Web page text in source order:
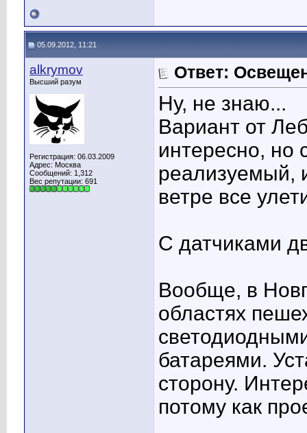
05.09.2012, 11:21
alkrymov
Высший разум
Регистрация: 06.03.2009
Адрес: Москва
Сообщений: 1,312
Вес репутации: 691
Ответ:
Ну, не знаю...
Вариант от
интересно, но
реализуемый,
ветре все
С датчиками
Вообще, в
областях
батареями.
сторону.
потому как